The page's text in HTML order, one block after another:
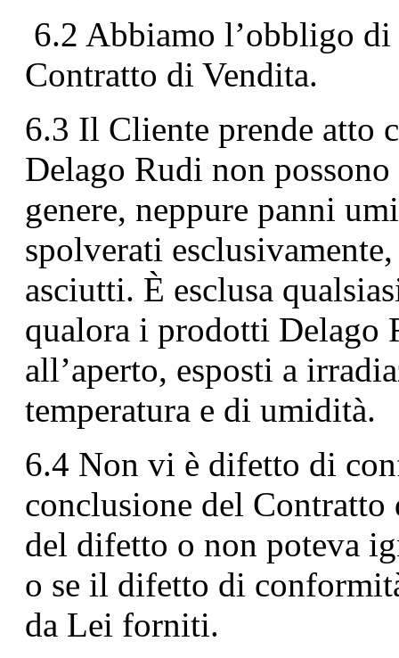
6.2 Abbiamo l’obbligo
Contratto di Vendita.
6.3 Il Cliente prende atto
Delago Rudi non
genere, neppure panni
spolverati
asciutti. È esclusa
qualora i prodotti Delago
all’aperto, esposti a
temperatura e di umidità.
6.4 Non vi è difetto di
conclusione del Contratto
del difetto o non poteva
o se il difetto di
da Lei forniti.